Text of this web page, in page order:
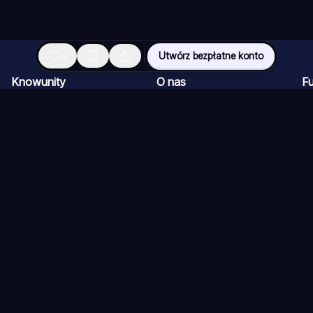
Utwórz bezpłatne konto
Knowunity O nas